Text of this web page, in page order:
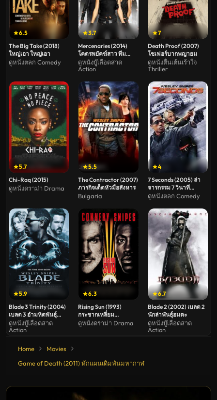
6.5
The Big Take (2018)
ใหญ่เอา ใหญ่เอา
ดูหนังตลก Comedy
3.7
Mercenaries (2014)
โคตรพยัคฆ์สาว ทีม
มหากาฬ
ดูหนังบู๊เลือดสาด
Action
7
Death Proof (2007)
โชเฟอร์บากพญายม
ดูหนังตื่นเต้นเร้าใจ
Thriller
5.7
Chi-Raq (2015)
ดูหนังดราม่า Drama
5.5
The Contractor (2007)
ภารกิจเด็ดหัวมือสังหาร
Bulgaria
4
7 Seconds (2005) ล่า
จารกรรม 7 วินาที
อันตราย
ดูหนังตลก Comedy
5.9
Blade 3 Trinity (2004)
เบลด 3 อำมหิตพันธุ์
อมตะ
ดูหนังบู๊เลือดสาด
Action
6.3
Rising Sun (1993)
กระชากเหลี่ยม
พระอาทิตย์
ดูหนังดราม่า Drama
6.7
Blade 2 (2002) เบลด 2
นักล่าพันธุ์อมตะ
ดูหนังบู๊เลือดสาด
Action
Home
Movies
Game of Death (2011) หักแผนเดิมพันมหากาฬ